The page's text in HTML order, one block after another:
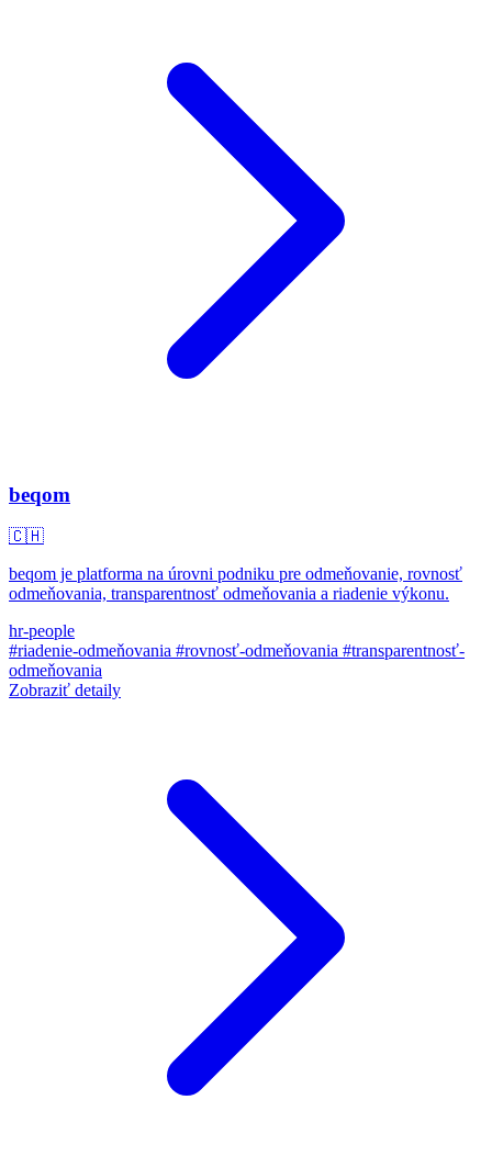
beqom
🇨🇭
beqom je platforma na úrovni podniku pre odmeňovanie, rovnosť
odmeňovania, transparentnosť odmeňovania a riadenie výkonu.
hr-people
#riadenie-odmeňovania #rovnosť-odmeňovania #transparentnosť-
odmeňovania
Zobraziť detaily